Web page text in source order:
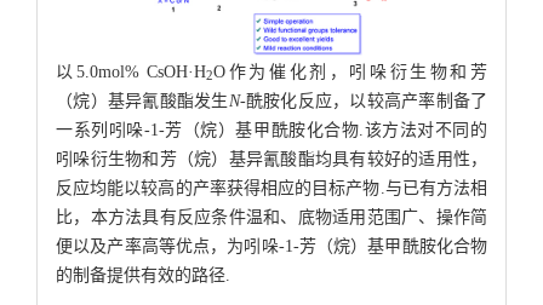
以5.0mol% CsOH·H2O作为催化剂，吲哚衍生物和芳
（烷）基异氰酸酯发生 N-酰胺化反应，以较高产率制备了
一系列吲哚-1-芳（烷）基甲酰胺化合物.该方法对不同的
吲哚衍生物和芳（烷）基异氰酸酯均具有较好的适用性，
反应均能以较高的产率获得相应的目标产物.与已有方法相
比，本方法具有反应条件温和、底物适用范围广、操作简
便以及产率高等优点，为吲哚-1-芳（烷）基甲酰胺化合物
的制备提供有效的路径.